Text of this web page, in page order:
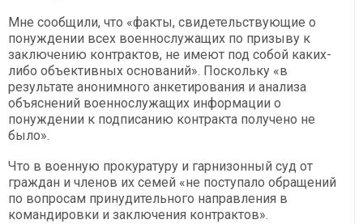
Мне сообщили, что «факты, свидетельствующие о
понуждении всех военнослужащих по призыву к
заключению контрактов, не имеют под собой каких-
либо объективных оснований». Поскольку «в
результате анонимного анкетирования и анализа
объяснений военнослужащих информации о
понуждении к подписанию контракта получено не
было».
Что в военную прокуратуру и гарнизонный суд от
граждан и членов их семей «не поступало обращений
по вопросам принудительного направления в
командировки и заключения контрактов».